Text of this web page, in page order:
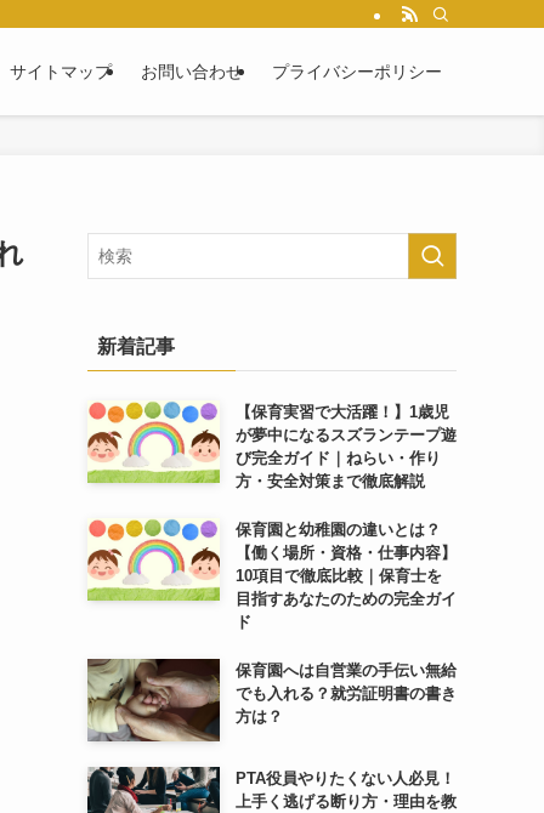
サイトマップ お問い合わせ プライバシーポリシー
新着記事
【保育実習で大活躍！】1歳児
が夢中になるスズランテープ遊
び完全ガイド｜ねらい・作り
方・安全対策まで徹底解説
保育園と幼稚園の違いとは？
【働く場所・資格・仕事内容】
10項目で徹底比較｜保育士を
目指すあなたのための完全ガイ
ド
保育園へは自営業の手伝い無給
でも入れる？就労証明書の書き
方は？
PTA役員やりたくない人必見！
上手く逃げる断り方・理由を教